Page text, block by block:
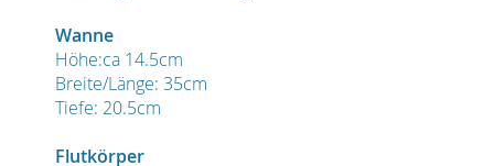
Wanne
Höhe:ca 14.5cm
Breite/Länge: 35cm
Tiefe: 20.5cm
Flutkörper